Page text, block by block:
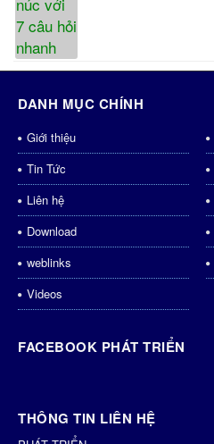
DANH MỤC CHÍNH
Giới thiệu
Tin Tức
Liên hệ
Download
weblinks
Videos
FACEBOOK PHÁT TRIỂN
THÔNG TIN LIÊN HỆ